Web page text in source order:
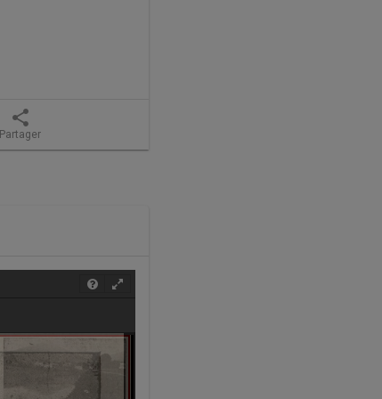
share
Partager